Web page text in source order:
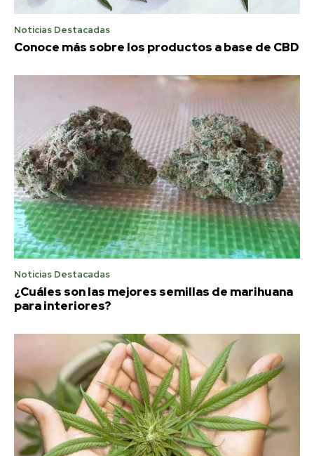
Noticias Destacadas
Conoce más sobre los productos a base de CBD
Noticias Destacadas
¿Cuáles son las mejores semillas de marihuana
para interiores?